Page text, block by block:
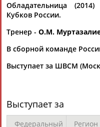
Каримжан
Аделя
Обладательница
Кубков России.
Тренер - О.М.
В сборной команде
Выступает за ШВСМ
Выступает за
Федеральный Регион